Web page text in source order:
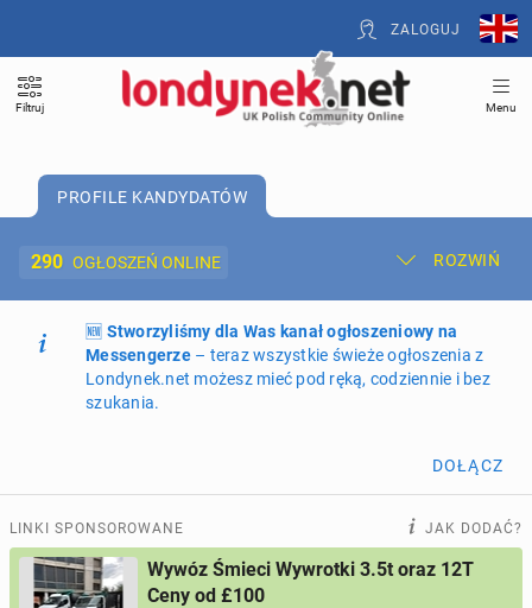
ZALOGUJ
Filtruj Menu
PROFILE KANDYDATÓW
290 OGŁOSZEŃ ONLINE ROZWIŃ
Dodaj ogłoszenie Moje ogłoszenia
Oferta i cennik ogłoszeń
ogłoszeń online
PROFILE KANDYDATÓW 290profili online
🆕 Stworzyliśmy dla Was kanał ogłoszeniowy na
Messengerze– teraz wszystkie świeże ogłoszenia z
Londynek.net możesz mieć pod ręką, codziennie i bez
szukania.
DOŁĄCZ
LINKI SPONSOROWANE JAK DODAĆ?
Wywóz Śmieci Wywrotki 3.5t oraz 12T
Ceny od £100